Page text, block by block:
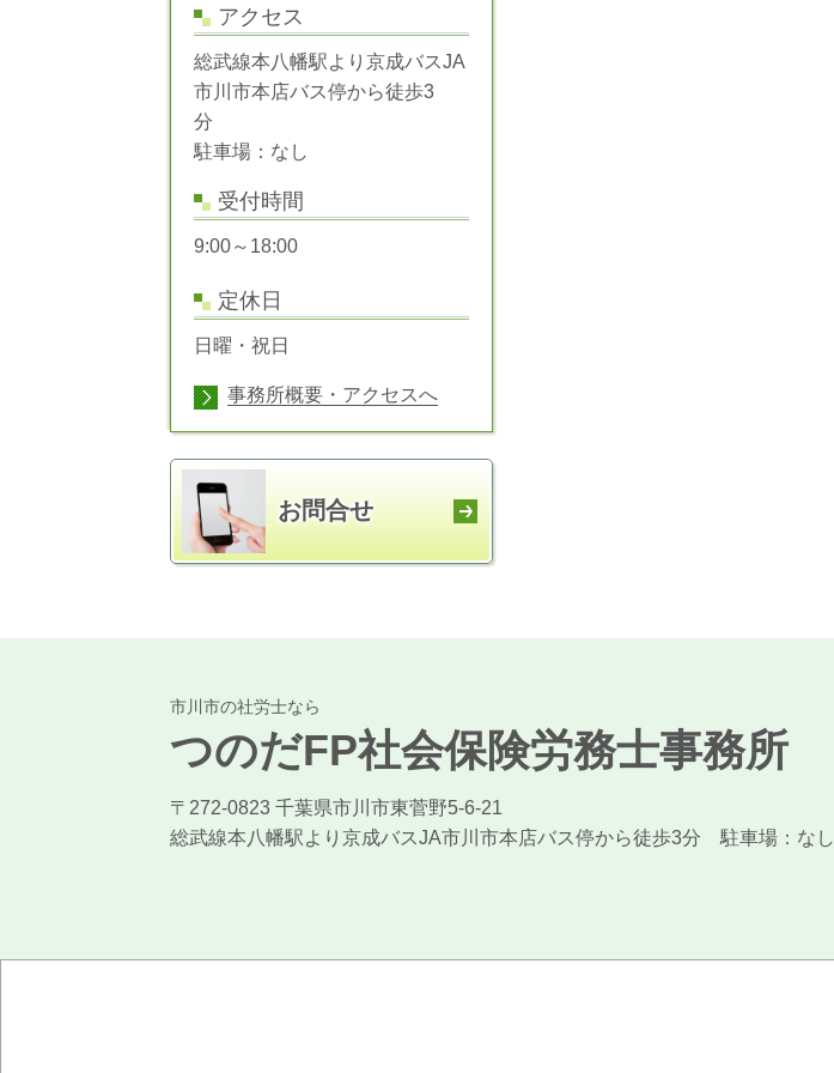
アクセス
総武線本八幡駅より京成バスJA
市川市本店バス停から徒歩3
分
駐車場：なし
受付時間
9:00～18:00
定休日
日曜・祝日
事務所概要・アクセスへ
お問合せ
市川市の社労士なら
つのだFP社会保険労務士事務所
〒272-0823 千葉県市川市東菅野5-6-21
総武線本八幡駅より京成バスJA市川市本店バス停から徒歩3分 駐車場：なし